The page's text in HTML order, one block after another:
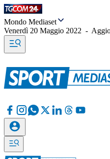
Mondo Mediaset
Venerdì 20 Maggio 2022 -